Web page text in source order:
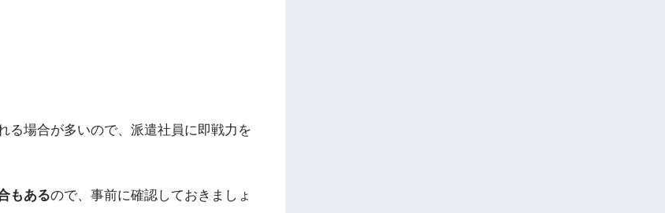
る場合が多いので、派遣社員に即戦力を
もあるので、事前に確認しておきましょ